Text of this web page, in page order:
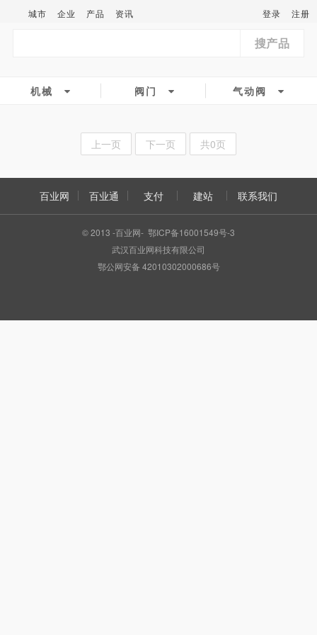
城市 企业 产品 资讯 登录 注册
搜产品
机械 阀门 气动阀
上一页 下一页 共0页
百业网 百业通 支付 建站 联系我们
© 2013 -百业网- 鄂ICP备16001549号-3
武汉百业网科技有限公司
鄂公网安备 42010302000686号